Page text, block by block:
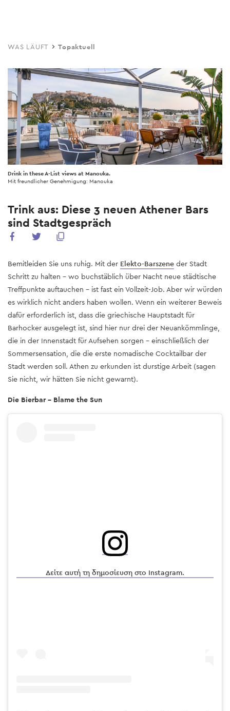
main
WAS LÄUFT Topaktuell
Drink in these A-List views at Manouka.
Mit freundlicher Genehmigung: Manouka
Trink aus: Diese 3 neuen Athener Bars
sind Stadtgespräch
Bemitleiden Sie uns ruhig. Mit der Elekto-Barszene der Stadt
Schritt zu halten - wo buchstäblich über Nacht neue städtische
Treffpunkte auftauchen - ist fast ein Vollzeit-Job. Aber wir würden
es wirklich nicht anders haben wollen. Wenn ein weiterer Beweis
dafür erforderlich ist, dass die griechische Hauptstadt für
Barhocker ausgelegt ist, sind hier nur drei der Neuankömmlinge,
die in der Innenstadt für Aufsehen sorgen - einschließlich der
Sommersensation, die die erste nomadische Cocktailbar der
Stadt werden soll. Athen zu erkunden ist durstige Arbeit (sagen
Sie nicht, wir hätten Sie nicht gewarnt).
Die Bierbar - Blame the Sun
Δείτε αυτή τη δημοσίευση στο Instagram.